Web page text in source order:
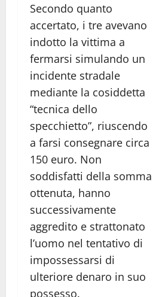
Secondo quanto
accertato, i tre avevano
indotto la vittima a
fermarsi simulando un
incidente stradale
mediante la cosiddetta
“tecnica dello
specchietto”, riuscendo
a farsi consegnare circa
150 euro. Non
soddisfatti della somma
ottenuta, hanno
successivamente
aggredito e strattonato
l’uomo nel tentativo di
impossessarsi di
ulteriore denaro in suo
possesso.